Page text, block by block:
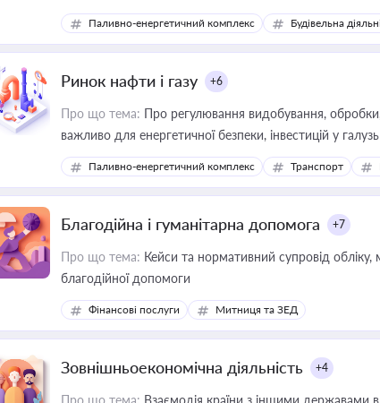
інфраструктурних проєктів
Паливно-енергетичний комплекс Будівельна
Ринок нафти і газу +6
Про що тема: Про регулювання видобування,
важливо для енергетичної безпеки, інвестицій у
Паливно-енергетичний комплекс Транспорт
Благодійна і гуманітарна допомога +7
Про що тема: Кейси та нормативний супровід обліку,
благодійної допомоги
Фінансові послуги Митниця та ЗЕД
Зовнішньоекономічна діяльність +4
Про що тема: Взаємодія країни з іншими державами в